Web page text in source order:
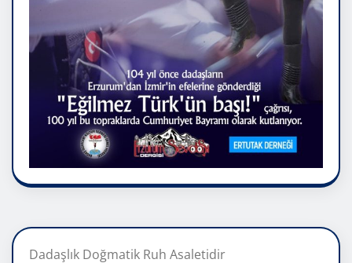
Dadaşlık Doğmatik Ruh Asaletidir